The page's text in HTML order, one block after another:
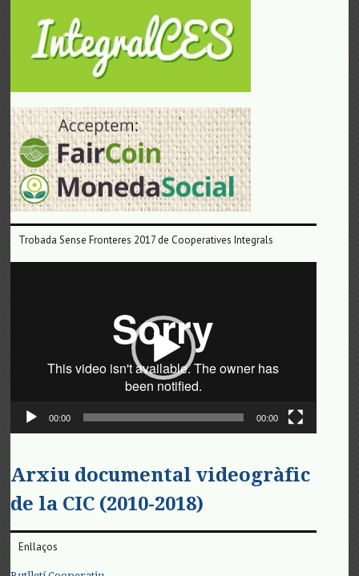
Trobada Sense Fronteres 2017 de Cooperatives Integrals
00:00 00:00
Arxiu documental videogràfic
de la CIC (2010-2018)
Enllaços